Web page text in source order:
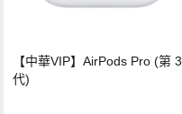
【中華VIP】AirPods Pro (第 3
代)